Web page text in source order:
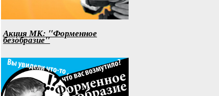
Акция МК: "Форменное
безобразие"